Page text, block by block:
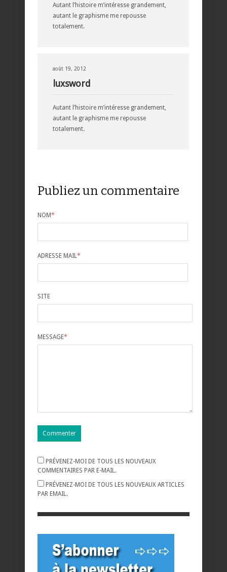
Autant l’histoire m’intéresse grandement,
autant le graphisme me repousse
totalement.
août 19, 2012
luxsword
Autant l’histoire m’intéresse grandement,
autant le graphisme me repousse
totalement.
Publiez un commentaire
NOM*
ADRESSE MAIL*
SITE
MESSAGE*
PRÉVENEZ-MOI DE TOUS LES NOUVEAUX
COMMENTAIRES PAR E-MAIL.
PRÉVENEZ-MOI DE TOUS LES NOUVEAUX ARTICLES
PAR EMAIL.